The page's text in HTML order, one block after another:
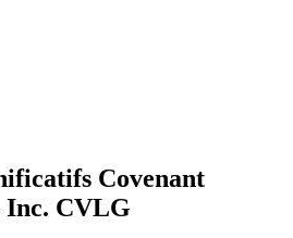
Covenant
Inc. CVLG